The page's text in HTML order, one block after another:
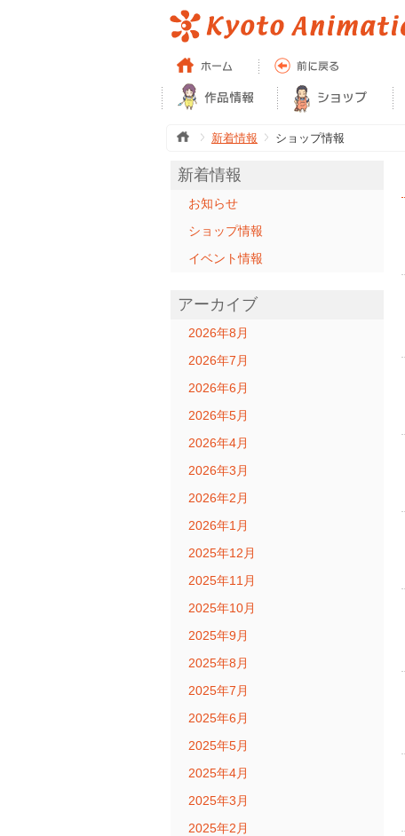
新着情報 ショップ情報
新着情報
お知らせ
ショップ情報
イベント情報
アーカイブ
2026年8月
2026年7月
2026年6月
2026年5月
2026年4月
2026年3月
2026年2月
2026年1月
2025年12月
2025年11月
2025年10月
2025年9月
2025年8月
2025年7月
2025年6月
2025年5月
2025年4月
2025年3月
2025年2月